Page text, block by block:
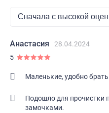
Анастасия
28.04.2024
5
Маленькие, удобно
Подошло для прочистки
замочками.